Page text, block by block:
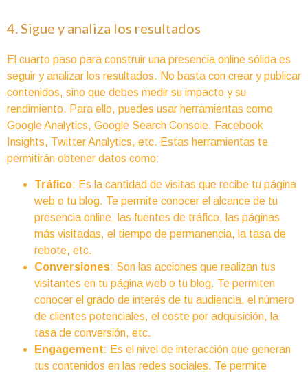
4. Sigue y analiza los resultados
El cuarto paso para construir una presencia online sólida es
seguir y analizar los resultados. No basta con crear y publicar
contenidos, sino que debes medir su impacto y su
rendimiento. Para ello, puedes usar herramientas como
Google Analytics, Google Search Console, Facebook
Insights, Twitter Analytics, etc. Estas herramientas te
permitirán obtener datos como:
Tráfico: Es la cantidad de visitas que recibe tu página
web o tu blog. Te permite conocer el alcance de tu
presencia online, las fuentes de tráfico, las páginas
más visitadas, el tiempo de permanencia, la tasa de
rebote, etc.
Conversiones: Son las acciones que realizan tus
visitantes en tu página web o tu blog. Te permiten
conocer el grado de interés de tu audiencia, el número
de clientes potenciales, el coste por adquisición, la
tasa de conversión, etc.
Engagement: Es el nivel de interacción que generan
tus contenidos en las redes sociales. Te permite